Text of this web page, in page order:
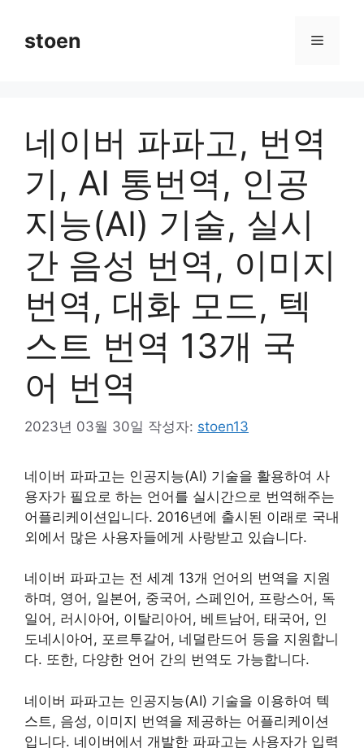
stoen 메
네이버 파파고, 번역
기, AI 통번역, 인공
지능(AI) 기술, 실시
간 음성 번역, 이미지
번역, 대화 모드, 텍
스트 번역 13개 국
어 번역
2023년 03월 30일 작성자: stoen13
네이버 파파고는 인공지능(AI) 기술을 활용하여 사
용자가 필요로 하는 언어를 실시간으로 번역해주는
어플리케이션입니다. 2016년에 출시된 이래로 국내
외에서 많은 사용자들에게 사랑받고 있습니다.
네이버 파파고는 전 세계 13개 언어의 번역을 지원
하며, 영어, 일본어, 중국어, 스페인어, 프랑스어, 독
일어, 러시아어, 이탈리아어, 베트남어, 태국어, 인
도네시아어, 포르투갈어, 네덜란드어 등을 지원합니
다. 또한, 다양한 언어 간의 번역도 가능합니다.
네이버 파파고는 인공지능(AI) 기술을 이용하여 텍
스트, 음성, 이미지 번역을 제공하는 어플리케이션
입니다. 네이버에서 개발한 파파고는 사용자가 입력